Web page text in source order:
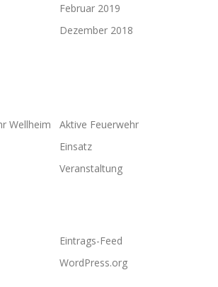
Februar 2019
Dezember 2018
Wellheim
Aktive Feuerwehr
Einsatz
Veranstaltung
Eintrags-Feed
WordPress.org